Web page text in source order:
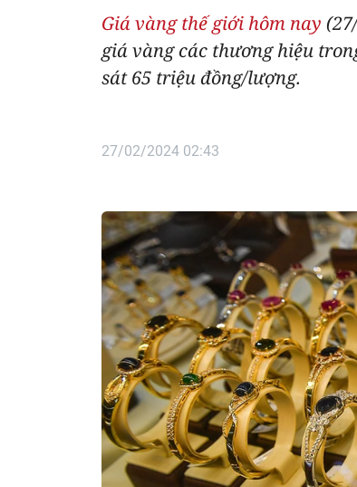
Giá vàng thế giới hôm nay
giá vàng các thương hiệu
sát 65 triệu đồng/lượng.
27/02/2024 02:43